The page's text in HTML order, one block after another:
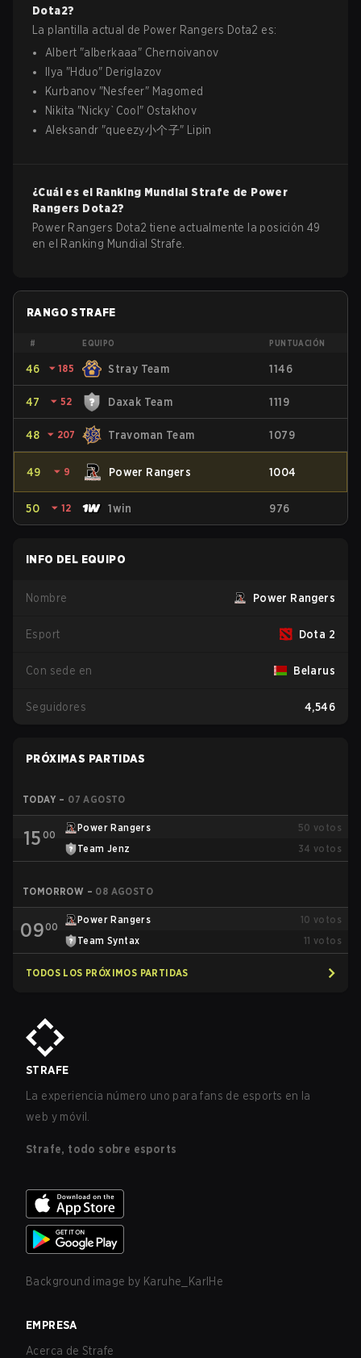
Dota2?
La plantilla actual de Power Rangers Dota2 es:
Albert "alberkaaa" Chernoivanov
Ilya "Hduo" Deriglazov
Kurbanov "Nesfeer" Magomed
Nikita "Nicky`Cool " Ostakhov
Aleksandr "queezy小个子" Lipin
¿Cuál es el Ranking Mundial Strafe de Power
Rangers Dota2?
Power Rangers Dota2 tiene actualmente la posición 49
en el Ranking Mundial Strafe.
RANGO STRAFE
# EQUIPO PUNTUACIÓN
46 ⏷ 185 Stray Team 1146
47 ⏷ 52 Daxak Team 1119
48 ⏷ 207 Travoman Team 1079
49 ⏷ 9 Power Rangers 1004
50 ⏷ 12 1win 976
INFO DEL EQUIPO
Nombre Power Rangers
Esport Dota 2
Con sede en Belarus
Seguidores 4,546
PRÓXIMAS PARTIDAS
TODAY – 07 AGOSTO
15 00
Power Rangers 50 votos
Team Jenz
34 votos
TOMORROW – 08 AGOSTO
0900
Power Rangers 10 votos
Team Syntax
11 votos
TODOS LOS PRÓXIMOS PARTIDAS
STRAFE
La experiencia número uno para fans de esports en la
web y móvil.
Strafe, todo sobre esports
Background image by Karuhe_KarlHe
EMPRESA
Acerca de Strafe